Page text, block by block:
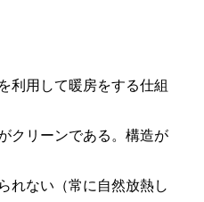
利用して暖房をする仕組
クリーンである。構造が
れない（常に自然放熱し